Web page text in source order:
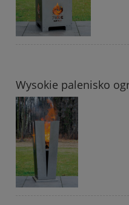
Wysokie palenisko